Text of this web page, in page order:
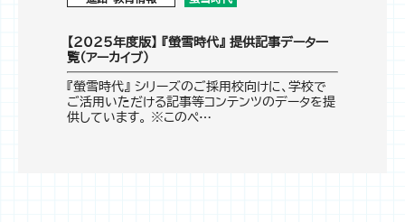
【2025年度版】 『螢雪時代』 提供記事データ一
覧（アーカイブ）
『螢雪時代』 シリーズのご採用校向けに、学校で
ご活用いただける記事等コンテンツのデータを提
供しています。 ※このペ…